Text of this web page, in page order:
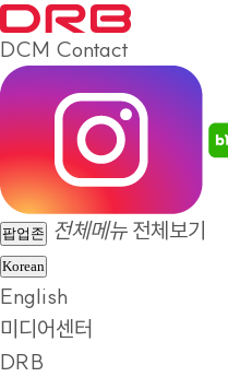
DCM Contact
팝업존 전체메뉴 전체보기
Korean
English
미디어센터
DRB